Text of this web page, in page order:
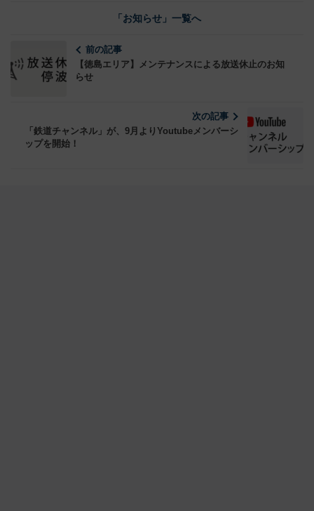
「お知らせ」一覧へ
前の記事
【徳島エリア】メンテナンスによる放送休止のお知
らせ
次の記事
「鉄道チャンネル」が、9月よりYoutubeメンバーシ
ップを開始！